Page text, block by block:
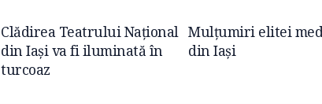
Clădirea Teatrului Național
din Iași va fi iluminată în
turcoaz
Mulțumiri elitei
din Iași